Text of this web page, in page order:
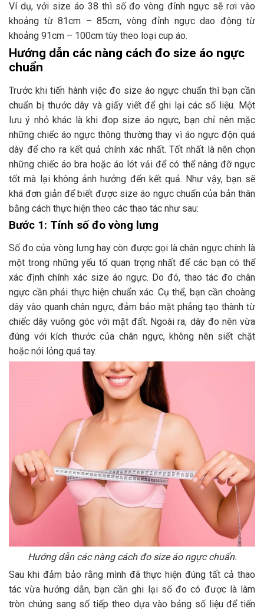
Ví dụ, với size áo 38 thì số đo vòng đỉnh ngực sẽ rơi vào
khoảng từ 81cm – 85cm, vòng đỉnh ngực dao động từ
khoảng 91cm – 100cm tùy theo loại cup áo.
Hướng dẫn các nàng cách đo size áo ngực
chuẩn
Trước khi tiến hành việc đo size áo ngực chuẩn thì bạn cần
chuẩn bị thước dây và giấy viết để ghi lại các số liệu. Một
lưu ý nhỏ khác là khi đop size áo ngực, bạn chỉ nên mặc
những chiếc áo ngực thông thường thay vì áo ngực độn quá
dày để cho ra kết quả chính xác nhất. Tốt nhất là nên chọn
những chiếc áo bra hoặc áo lót vải để có thể nâng đỡ ngực
tốt mà lại không ảnh hưởng đến kết quả. Như vậy, bạn sẽ
khá đơn giản để biết được size áo ngực chuẩn của bản thân
bằng cách thực hiện theo các thao tác như sau:
Bước 1: Tính số đo vòng lưng
Số đo của vòng lưng hay còn được gọi là chân ngực chính là
một trong những yếu tố quan trọng nhất để các bạn có thể
xác định chính xác size áo ngực. Do đó, thao tác đo chân
ngực cần phải thực hiện chuẩn xác. Cụ thể, bạn cần choàng
dây vào quanh chân ngực, đảm bảo mặt phẳng tạo thành từ
chiếc dây vuông góc với mặt đất. Ngoài ra, dây đo nên vừa
đúng với kích thước của chân ngực, không nên siết chặt
hoặc nới lỏng quá tay.
Hướng dẫn các nàng cách đo size áo ngực chuẩn.
Sau khi đảm bảo rằng mình đã thực hiện đúng tất cả thao
tác vừa hướng dẫn, bạn cần ghi lại số đo có được là làm
tròn chúng sang số tiếp theo dựa vào bảng số liệu để tiến